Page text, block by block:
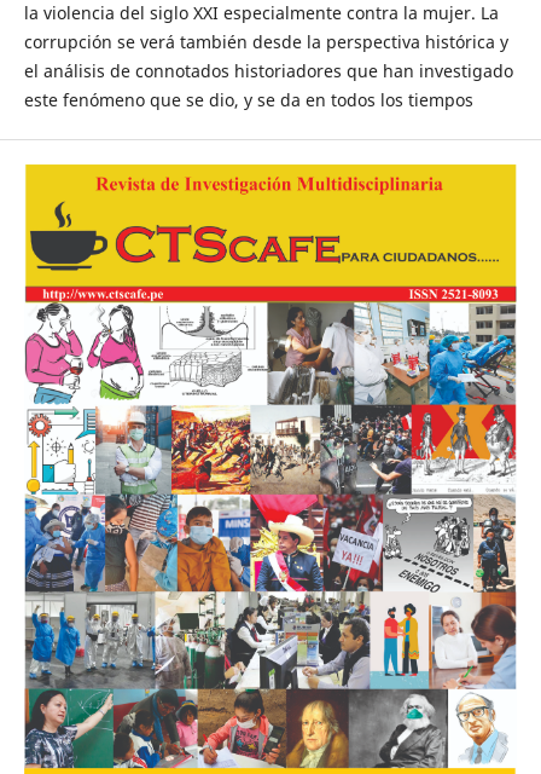
la violencia del siglo XXI especialmente contra la mujer. La
corrupción se verá también desde la perspectiva histórica y
el análisis de connotados historiadores que han investigado
este fenómeno que se dio, y se da en todos los tiempos